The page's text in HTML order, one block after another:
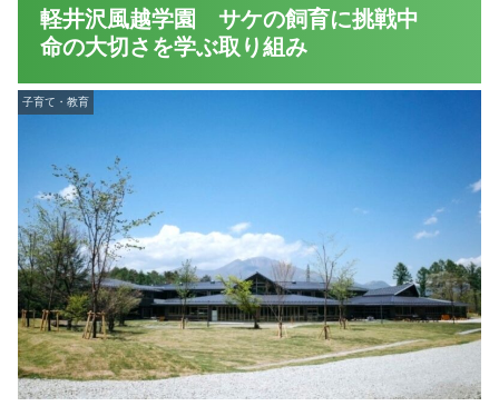
軽井沢風越学園 サケの飼育に挑戦中
命の大切さを学ぶ取り組み
子育て・教育